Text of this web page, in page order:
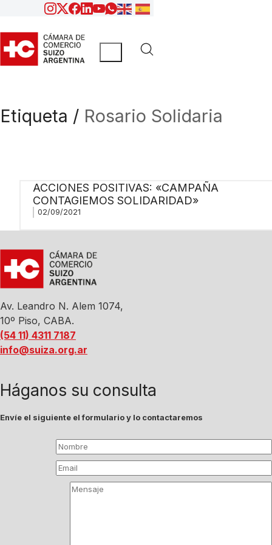
Etiqueta / Rosario Solidaria
ACCIONES POSITIVAS: «CAMPAÑA
CONTAGIEMOS SOLIDARIDAD»
02/09/2021
Av. Leandro N. Alem 1074,
10º Piso, CABA.
(54 11) 4311 7187
info@suiza.org.ar
Háganos su consulta
Envíe el siguiente el formulario y lo contactaremos